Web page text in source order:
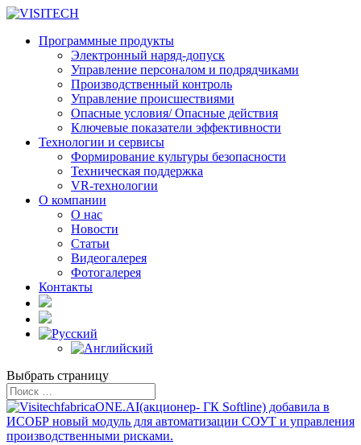
Программные продукты
Электронный наряд-допуск
Управление персоналом и подрядчиками
Производственный контроль
Управление происшествиями
Опасные условия/ Опасные действия
Ключевые показатели эффективности
Технологии и сервисы
Формирование культуры безопасности
Техническая поддержка
VR-технологии
О компании
О нас
Новости
Статьи
Видеогалерея
Фотогалерея
Контакты
Выбрать страницу